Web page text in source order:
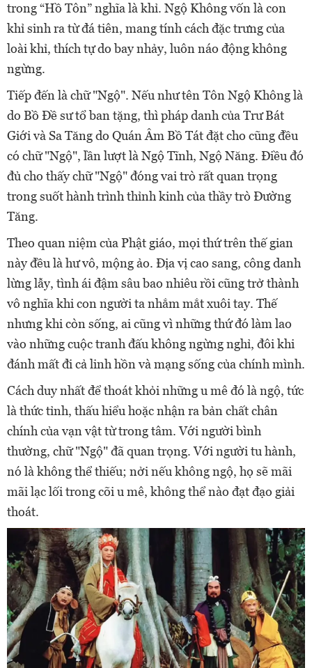
trong “Hồ Tôn” nghĩa là khỉ. Ngộ Không vốn là con
khỉ sinh ra từ đá tiên, mang tính cách đặc trưng của
loài khỉ, thích tự do bay nhảy, luôn náo động không
ngừng.
Tiếp đến là chữ "Ngộ". Nếu như tên Tôn Ngộ Không là
do Bồ Đề sư tổ ban tặng, thì pháp danh của Trư Bát
Giới và Sa Tăng do Quán Âm Bồ Tát đặt cho cũng đều
có chữ "Ngộ", lần lượt là Ngộ Tĩnh, Ngộ Năng. Điều đó
đủ cho thấy chữ "Ngộ" đóng vai trò rất quan trọng
trong suốt hành trình thỉnh kinh của thầy trò Đường
Tăng.
Theo quan niệm của Phật giáo, mọi thứ trên thế gian
này đều là hư vô, mộng ảo. Địa vị cao sang, công danh
lừng lẫy, tình ái đậm sâu bao nhiêu rồi cũng trở thành
vô nghĩa khi con người ta nhắm mắt xuôi tay. Thế
nhưng khi còn sống, ai cũng vì những thứ đó làm lao
vào những cuộc tranh đấu không ngừng nghỉ, đôi khi
đánh mất đi cả linh hồn và mạng sống của chính mình.
Cách duy nhất để thoát khỏi những u mê đó là ngộ, tức
là thức tỉnh, thấu hiểu hoặc nhận ra bản chất chân
chính của vạn vật từ trong tâm. Với người bình
thường, chữ "Ngộ" đã quan trọng. Với người tu hành,
nó là không thể thiếu; nởi nếu không ngộ, họ sẽ mãi
mãi lạc lối trong cõi u mê, không thể nào đạt đạo giải
thoát.